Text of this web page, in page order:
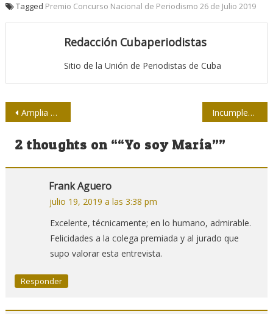
Tagged Premio Concurso Nacional de Periodismo 26 de Julio 2019
Redacción Cubaperiodistas
Sitio de la Unión de Periodistas de Cuba
Navegación
de
Amplia participación en Festival Prensa Pública Incumplen plazo de entrega de obra estratégica para aprovechamiento del canal Zaza-Ciego
2 thoughts on ““Yo soy María””
Frank Aguero
julio 19, 2019 a las 3:38 pm
Excelente, técnicamente; en lo humano, admirable.
Felicidades a la colega premiada y al jurado que
supo valorar esta entrevista.
Responder